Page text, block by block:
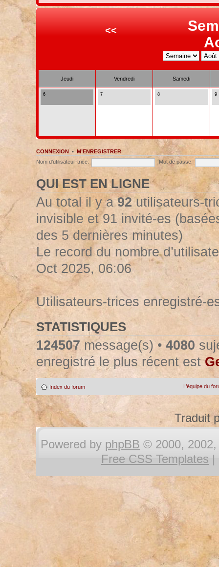
<<
Jeudi Vendredi Samedi
6 7 8 9
CONNEXION• M’ENREGISTRER
Nom d’utilisateur-trice:
Mot de passe:
QUI EST EN LIGNE
Au total il y a92utilisateurs-
invisible et 91 invité-es
des 5 dernières minutes)
Le record du nombre
Oct 2025, 06:06
Utilisateurs-trices enregistré-
STATISTIQUES
124507 message(s) • 4080
enregistré le plus récent est
Index du forum L’équipe du
Traduit
Powered by phpBB © 2000, 2002,
Free CSS Templates |